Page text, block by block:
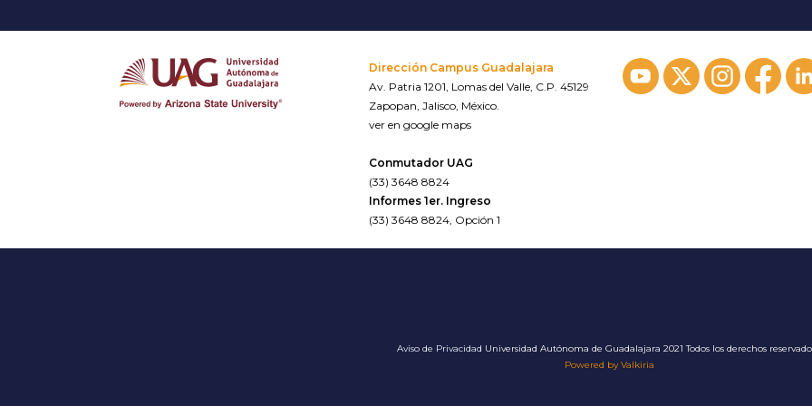
Dirección Campus Guadalajara
Av. Patria 1201, Lomas del Valle, C.P. 45129
Zapopan, Jalisco, México.
ver en google maps
Conmutador UAG
(33) 3648 8824
Informes 1er. Ingreso
(33) 3648 8824, Opción 1
Aviso de Privacidad Universidad Autónoma de Guadalajara 2021 Todos los derechos
Powered by Valkiria